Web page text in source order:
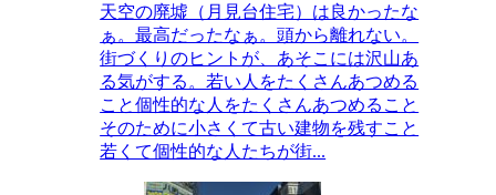
天空の廃墟（月見台住宅）は良かったな
ぁ。最高だったなぁ。頭から離れない。
街づくりのヒントが、あそこには沢山あ
る気がする。若い人をたくさんあつめる
こと個性的な人をたくさんあつめること
そのために小さくて古い建物を残すこと
若くて個性的な人たちが街...